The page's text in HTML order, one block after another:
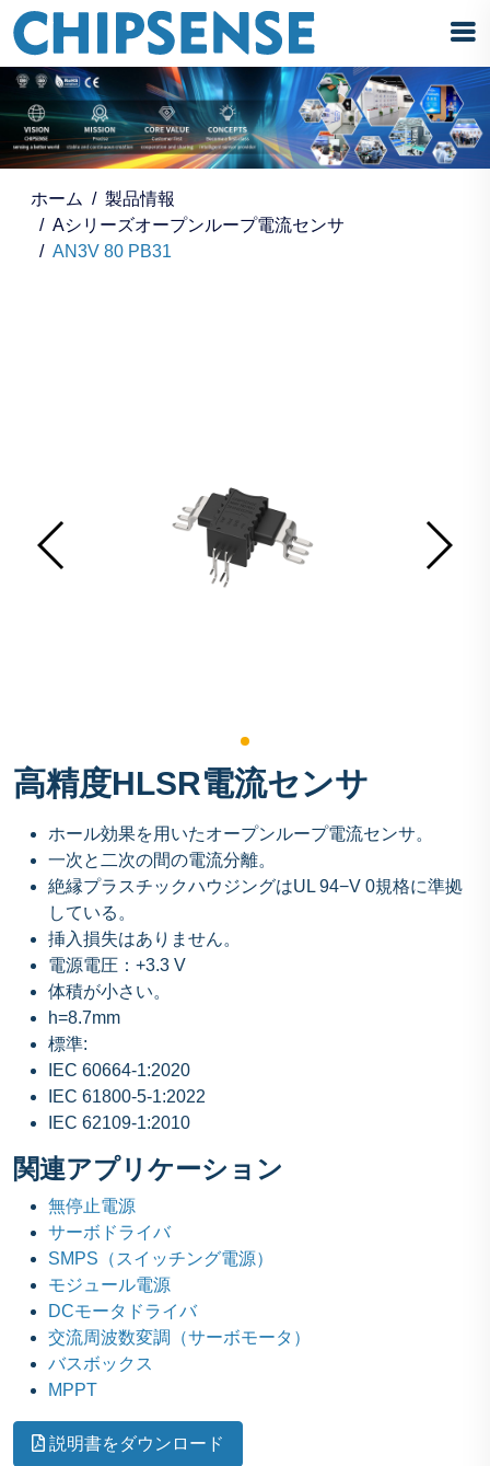
ホーム
製品情報
Aシリーズオープンループ電流センサ
AN3V 80 PB31
高精度HLSR電流センサ
ホール効果を用いたオープンループ電流センサ。
一次と二次の間の電流分離。
絶縁プラスチックハウジングはUL 94−V 0規格に準拠
している。
挿入損失はありません。
電源電圧：+3.3 V
体積が小さい。
h=8.7mm
標準:
IEC 60664-1:2020
IEC 61800-5-1:2022
IEC 62109-1:2010
関連アプリケーション
無停止電源
サーボドライバ
SMPS（スイッチング電源）
モジュール電源
DCモータドライバ
交流周波数変調（サーボモータ）
バスボックス
MPPT
説明書をダウンロード